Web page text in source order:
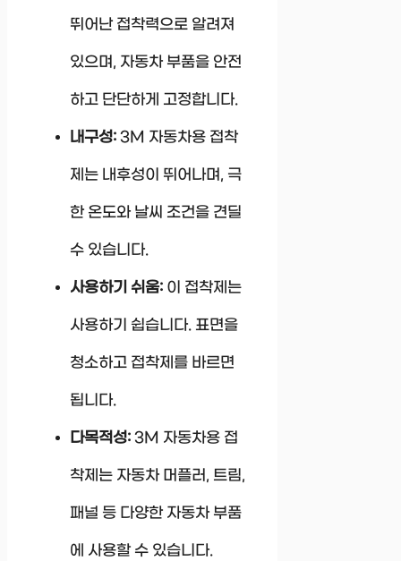
뛰어난 접착력으로 알려져
있으며, 자동차 부품을 안전
하고 단단하게 고정합니다.
내구성: 3M 자동차용 접착
제는 내후성이 뛰어나며, 극
한 온도와 날씨 조건을 견딜
수 있습니다.
사용하기 쉬움: 이 접착제는
사용하기 쉽습니다. 표면을
청소하고 접착제를 바르면
됩니다.
다목적성: 3M 자동차용 접
착제는 자동차 머플러, 트림,
패널 등 다양한 자동차 부품
에 사용할 수 있습니다.